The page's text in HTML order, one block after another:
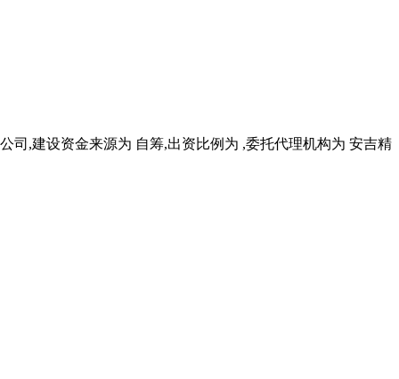
司,建设资金来源为 自筹,出资比例为 ,委托代理机构为 安吉精